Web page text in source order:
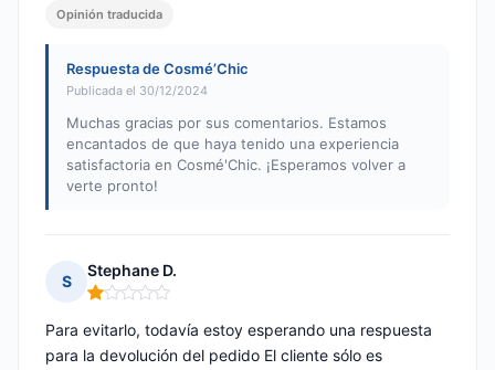
Opinión traducida
Respuesta de Cosmé’Chic
Publicada el 30/12/2024
Muchas gracias por sus comentarios. Estamos
encantados de que haya tenido una experiencia
satisfactoria en Cosmé'Chic. ¡Esperamos volver a
verte pronto!
S
Stephane D.
Nota: 1 de 5
Para evitarlo, todavía estoy esperando una respuesta
para la devolución del pedido El cliente sólo es